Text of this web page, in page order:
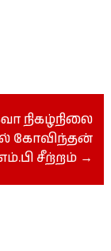
நிகழ்நிலை
கோவிந்தன்
சீற்றம்